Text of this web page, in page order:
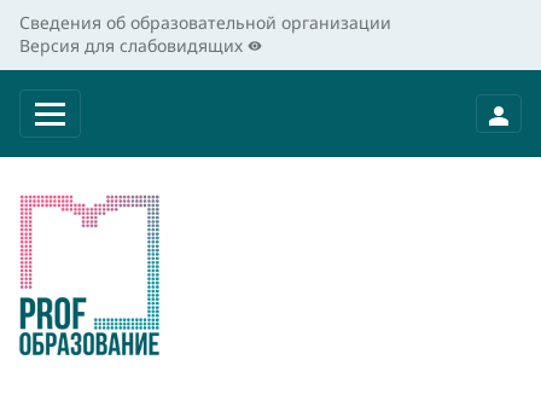
Сведения об образовательной организации
Версия для слабовидящих